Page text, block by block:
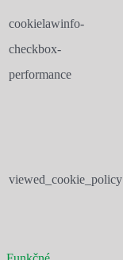
cookielawinfo-
checkbox-
performance
viewed_cookie_policy